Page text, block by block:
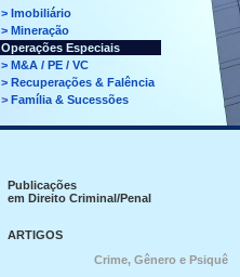
> Imobiliário
> Mineração
Operações Especiais
> M&A / PE / VC
> Recuperações & Falência
>Família & Sucessões
Publicações
em Direito Criminal/Penal
ARTIGOS
Crime, Gênero e Psiquê